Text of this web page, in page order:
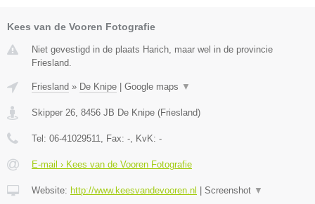
Kees van de Vooren Fotografie
Niet gevestigd in de plaats Harich, maar wel in de provincie
Friesland.
Friesland » De Knipe Google maps ▼
Skipper 26, 8456 JB De Knipe (Friesland)
Tel: 06-41029511, Fax: -, KvK: -
E-mail › Kees van de Vooren Fotografie
Website: http://www.keesvandevooren.nl Screenshot ▼